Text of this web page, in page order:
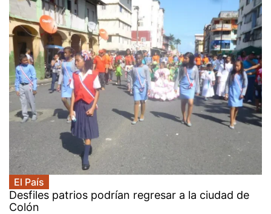
El País
Desfiles patrios podrían regresar a la ciudad de
Colón